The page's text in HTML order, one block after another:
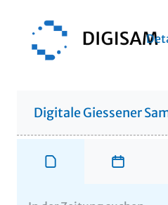
Digitale Giessener